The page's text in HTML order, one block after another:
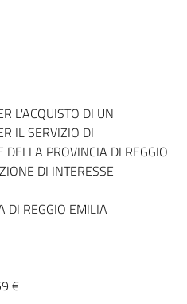
L'ACQUISTO DI UN
IL SERVIZIO DI
PROVINCIA DI REGGIO
DI INTERESSE
DI REGGIO EMILIA
€